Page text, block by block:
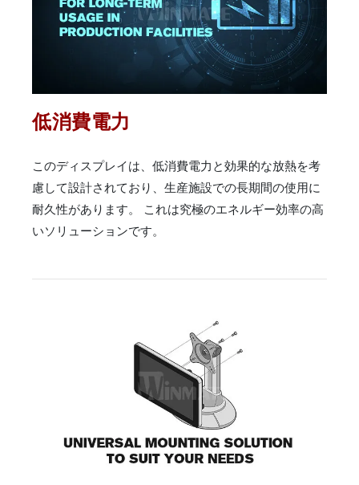
低消費電力
このディスプレイは、低消費電力と効果的な放熱を考
慮して設計されており、生産施設での長期間の使用に
耐久性があります。 これは究極のエネルギー効率の高
いソリューションです。